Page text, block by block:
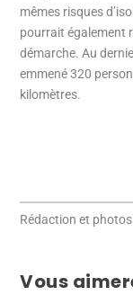
mêmes risques
pourrait également
démarche. Au
emmené 320
kilomètres.
Rédaction et
Vous